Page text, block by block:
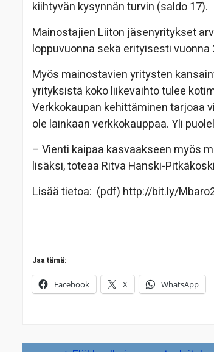
kiihtyvän kysynnän turvin (saldo 17).
Mainostajien Liiton jäsenyritykset
loppuvuonna sekä erityisesti
Myös mainostavien yritysten
yrityksistä koko liikevaihto tulee
Verkkokaupan kehittäminen tarjoaa
ole lainkaan verkkokauppaa. Yli
– Vienti kaipaa kasvaakseen myös
lisäksi, toteaa Ritva Hanski-
Lisää tietoa: (pdf) http://bit.ly/
Jaa tämä:
Facebook X WhatsApp